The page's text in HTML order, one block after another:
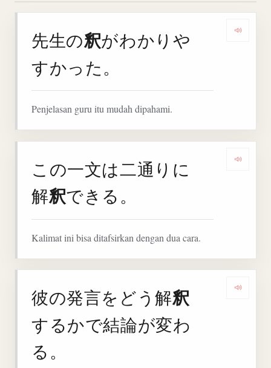
先生の釈がわかりや
すかった。
Penjelasan guru itu mudah dipahami.
この一文は二通りに
解釈できる。
Kalimat ini bisa ditafsirkan dengan dua cara.
彼の発言をどう解釈
するかで結論が変わ
る。